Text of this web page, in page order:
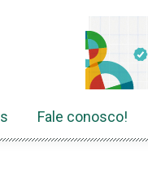
Fale conosco!